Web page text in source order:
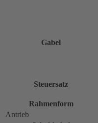
Gabel
Steuersatz
Rahmenform
Antrieb